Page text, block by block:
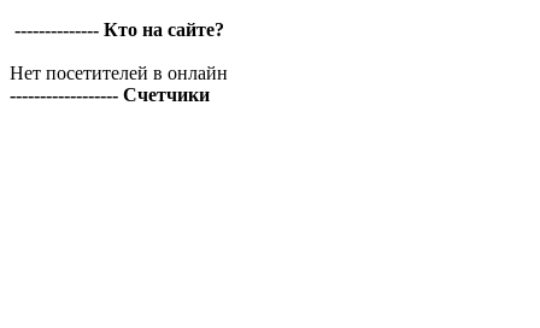
-------------- Кто на сайте?
Нет посетителей в онлайн
------------------ Счетчики